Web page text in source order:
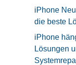
iPhone
die beste
iPhone
Lösungen